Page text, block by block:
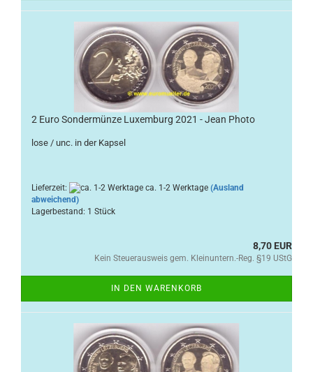
2 Euro Sondermünze Luxemburg 2021 - Jean Photo
lose / unc. in der Kapsel
Lieferzeit: ca. 1-2 Werktage (Ausland
abweichend)
Lagerbestand: 1 Stück
8,70 EUR
Kein Steuerausweis gem. Kleinuntern.-Reg. §19 UStG
IN DEN WARENKORB